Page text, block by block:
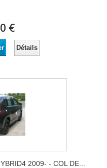
€
Détails
2009- - COL DE...